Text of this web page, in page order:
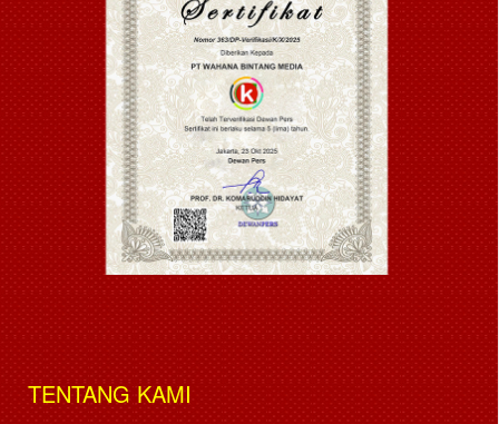
TENTANG KAMI